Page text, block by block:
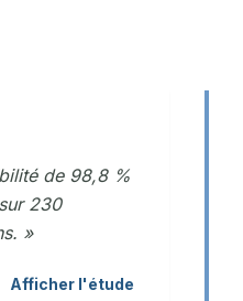
de 98,8 %
230
»
Afficher l'étude